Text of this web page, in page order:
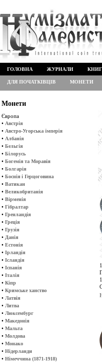
ГОЛОВНА ЖУРНАЛИ
ДЛЯ ПОЧАТКІВЦІВ МОНЕТИ
Монети
Європа
• Австрія
• Австро-Угорська імперія
• Албанія
• Бельгія
• Білорусь
• Богемія та Моравія
• Болгарія
• Боснія і Герцоговина
• Ватикан
• Великобританія
• Вірменія
• Гібралтар
• Гренландія
• Греція
• Грузія
• Данія
• Естонія
• Ірландія
• Ісландія
• Іспанія
• Італія
• Кіпр
• Кримське ханство
• Латвія
• Литва
• Люксембург
• Македонія
• Мальта
• Молдова
• Монако
• Нідерланди
• Німеччина (1871-1918)